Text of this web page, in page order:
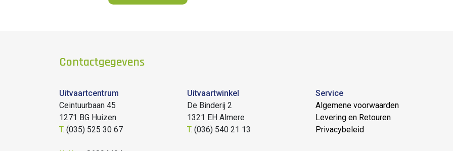
Contactgegevens
Uitvaartcentrum
Ceintuurbaan 45
1271 BG Huizen
T. (035) 525 30 67
Uitvaartwinkel
De Binderij 2
1321 EH Almere
T. (036) 540 21 13
Service
Algemene voorwaarden
Levering en Retouren
Privacybeleid